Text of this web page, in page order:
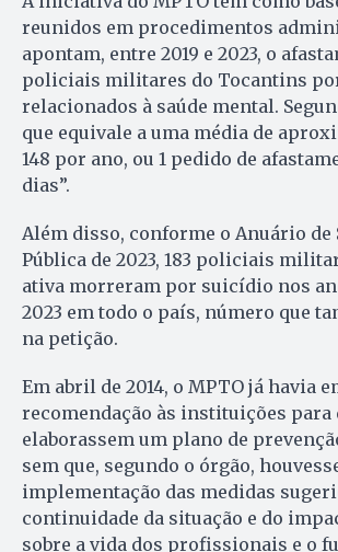
reunidos em procedimentos
apontam, entre 2019 e 2023, o
policiais militares do Tocantins
relacionados à saúde mental.
que equivale a uma média de
148 por ano, ou 1 pedido de
dias”.
Além disso, conforme o Anuário de
Pública de 2023, 183 policiais
ativa morreram por suicídio nos
2023 em todo o país, número que
na petição.
Em abril de 2014, o MPTO já havia
recomendação às instituições para
elaborassem um plano de
sem que, segundo o órgão,
implementação das medidas
continuidade da situação e do
sobre a vida dos profissionais e o